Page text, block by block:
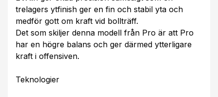
trelagers ytfinish ger en fin och stabil yta och
medför gott om kraft vid bollträff.
Det som skiljer denna modell från Pro är att Pro
har en högre balans och ger därmed ytterligare
kraft i offensiven.
Teknologier